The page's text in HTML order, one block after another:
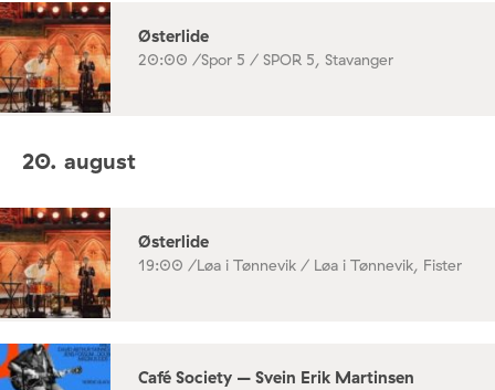
Østerlide
20:00 /Spor 5 / SPOR 5, Stavanger
20. august
Østerlide
19:00 /Løa i Tønnevik / Løa i Tønnevik, Fister
Café Society – Svein Erik Martinsen